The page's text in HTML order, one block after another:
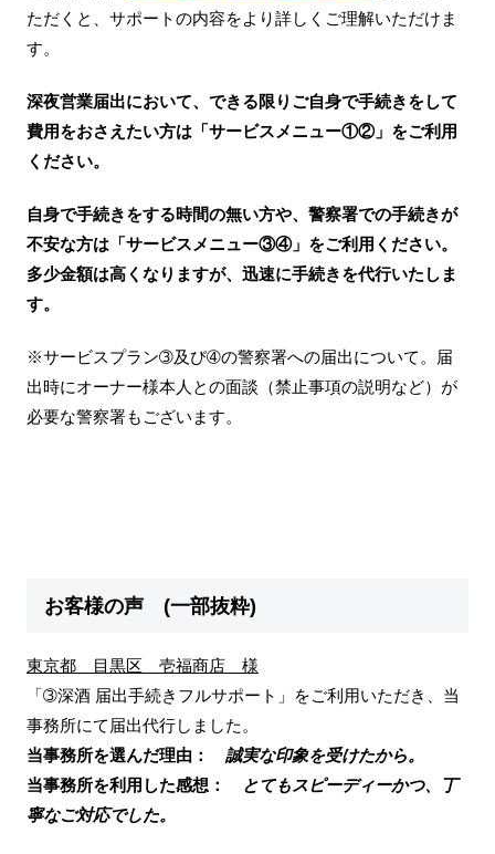
ただくと、サポートの内容をより詳しくご理解いただけま
す。
深夜営業届出において、できる限りご自身で手続きをして
費用をおさえたい方は「サービスメニュー①②」をご利用
ください。
自身で手続きをする時間の無い方や、警察署での手続きが
不安な方は「サービスメニュー③④」をご利用ください。
多少金額は高くなりますが、迅速に手続きを代行いたしま
す。
※サービスプラン➂及び➃の警察署への届出について。届
出時にオーナー様本人との面談（禁止事項の説明など）が
必要な警察署もございます。
お客様の声 (一部抜粋)
東京都 目黒区 壱福商店 様
「➂深酒 届出手続きフルサポート」をご利用いただき、当
事務所にて届出代行しました。
当事務所を選んだ理由：
誠実な印象を受けたから。
当事務所を利用した感想：
とてもスピーディーかつ、丁
寧なご対応でした。